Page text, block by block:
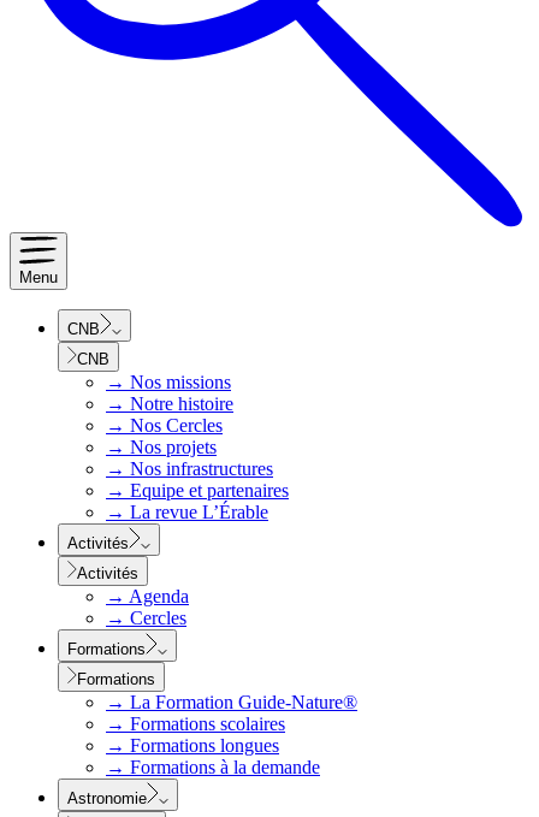
Menu
CNB
CNB
→ Nos missions
→ Notre histoire
→ Nos Cercles
→ Nos projets
→ Nos infrastructures
→ Equipe et partenaires
→ La revue L’Érable
Activités
Activités
→ Agenda
→ Cercles
Formations
Formations
→ La Formation Guide-Nature®
→ Formations scolaires
→ Formations longues
→ Formations à la demande
Astronomie